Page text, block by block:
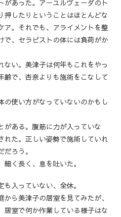
があった。アーユルヴェーダのト
押したりということはほとんどな
ア。それでも、アライメントを整
で、セラピストの体には負荷がか
い。美津子は何年もこれをやっ
齢で、杏奈よりも施術をこなして
使い方がなっていないのかもし
ある。腹筋に力が入っていな
れた。正しい姿勢で施術していれ
ろう。
く長く、息を吐いた。
入っていない、全休。
ら美津子の居室を見てみたが、
居室で何か作業している様子はな